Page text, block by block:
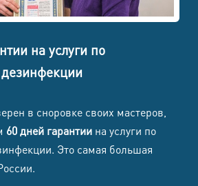
расчету производятся
на услуги по
в сноровке своих мастеров,
60 дней гарантиина услуги по
Это самая большая